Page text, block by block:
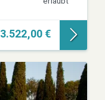
3.522,00 €